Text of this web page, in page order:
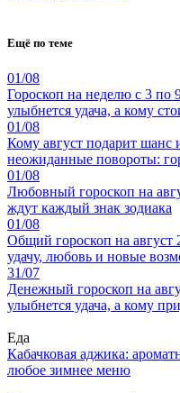
Ещё по теме
01/08
Гороскоп на неделю с 3 по
улыбнется удача, а кому
01/08
Кому август подарит шанс
неожиданные повороты:
01/08
Любовный гороскоп на
ждут каждый знак зодиака
01/08
Общий гороскоп на август
удачу, любовь и новые
31/07
Денежный гороскоп на
улыбнется удача, а кому
Еда
Кабачковая аджика:
любое зимнее меню